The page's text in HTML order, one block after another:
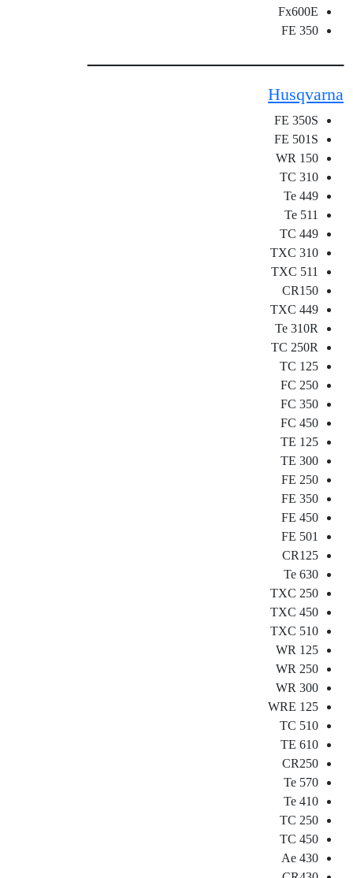
Fx600E
FE 350
ـــــــــــــــــــــــــــــــــــــــــــــــــــــــــــــــــ
Husqvarna
FE 350S
FE 501S
WR 150
TC 310
Te 449
Te 511
TC 449
TXC 310
TXC 511
CR150
TXC 449
Te 310R
TC 250R
TC 125
FC 250
FC 350
FC 450
TE 125
TE 300
FE 250
FE 350
FE 450
FE 501
CR125
Te 630
TXC 250
TXC 450
TXC 510
WR 125
WR 250
WR 300
WRE 125
TC 510
TE 610
CR250
Te 570
Te 410
TC 250
TC 450
Ae 430